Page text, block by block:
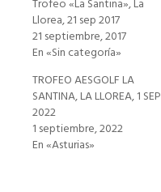
Trofeo «La Santina», La
Llorea, 21 sep 2017
21 septiembre, 2017
En «Sin categoría»
TROFEO AESGOLF LA
SANTINA, LA LLOREA, 1 SEP
2022
1 septiembre, 2022
En «Asturias»